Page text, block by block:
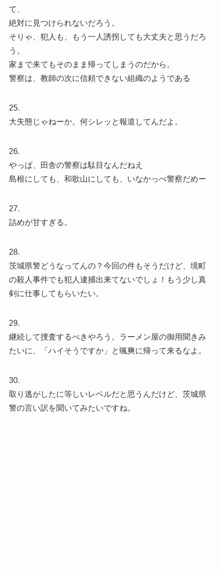
て、
絶対に見つけられないだろう。
そりゃ、犯人も、もう一人誘拐しても大丈夫と思うだろ
う。
家まで来てもそのまま帰ってしまうのだから。
警察は、教師の次に信頼できない組織のようである
25.
大失態じゃねーか。何シレッと報道してんだよ。
26.
やっぱ、田舎の警察は駄目なんだねえ
島根にしても、和歌山にしても、いなかっぺ警察だめー
27.
詰めが甘すぎる。
28.
茨城県警どうなってんの？今回の件もそうだけど、境町
の殺人事件でも犯人逮捕出来てないでしょ！もう少し真
剣に仕事してもらいたい。
29.
継続して捜査するべきやろう。ラーメン屋の御用聞きみ
たいに、「ハイそうですか」と颯爽に帰って来るなよ。
30.
取り逃がしたに等しいレベルだと思うんだけど、茨城県
警の言い訳を聞いてみたいですね。